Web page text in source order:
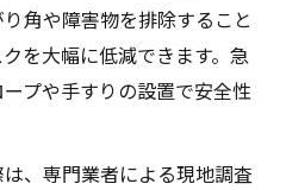
ォームするための事前準
り変更アイデア
たリフォーム間取りの
角や障害物を排除すること
を大幅に低減できます。急
プや手すりの設置で安全性
、専門業者による現地調査